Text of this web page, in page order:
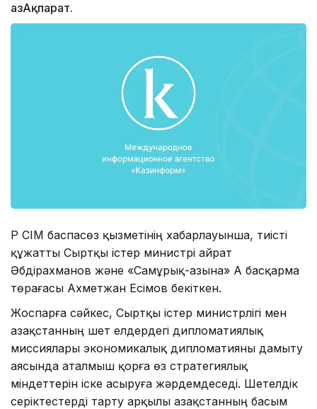
ҚазАқпарат.
ҚР СІМ баспасөз қызметінің хабарлауынша, тиісті
құжатты Сыртқы істер министрі Қайрат
Әбдірахманов және «Самұрық-Қазына» АҚ басқарма
төрағасы Ахметжан Есімов бекіткен.
Жоспарға сәйкес, Сыртқы істер министрлігі мен
Қазақстанның шет елдердегі дипломатиялық
миссиялары экономикалық дипломатияны дамыту
аясында аталмыш қорға өз стратегиялық
міндеттерін іске асыруға жәрдемдеседі. Шетелдік
серіктестерді тарту арқылы Қазақстанның басым